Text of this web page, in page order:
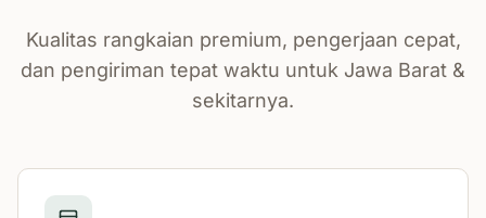
Kualitas rangkaian premium, pengerjaan cepat,
dan pengiriman tepat waktu untuk Jawa Barat &
sekitarnya.